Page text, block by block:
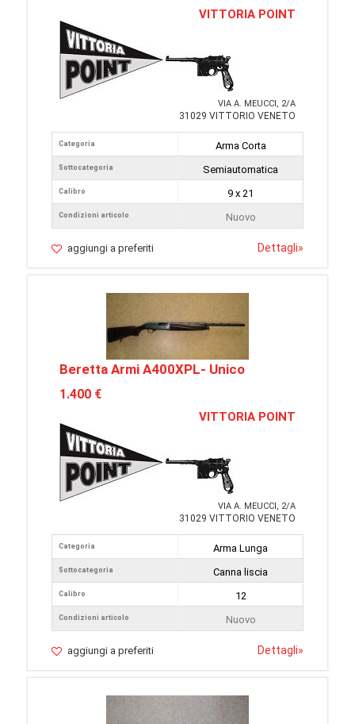
VITTORIA POINT
VIA A. MEUCCI, 2/A
31029 VITTORIO VENETO
Categoria
Sottocategoria
Calibro
Condizioni articolo
Arma Corta
Semiautomatica
9 x 21
Nuovo
aggiungi a preferiti Dettagli»
Beretta Armi A400XPL- Unico
1.400 €
VITTORIA POINT
VIA A. MEUCCI, 2/A
31029 VITTORIO VENETO
Categoria
Sottocategoria
Calibro
Condizioni articolo
Arma Lunga
Canna liscia
12
Nuovo
aggiungi a preferiti Dettagli»